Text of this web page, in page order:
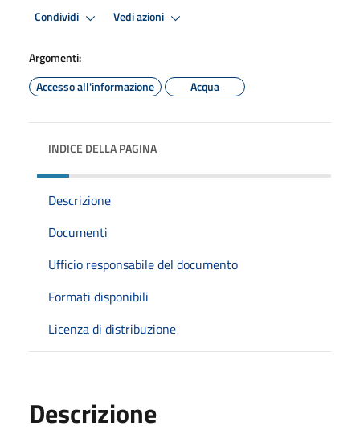
Condividi Vedi azioni
Argomenti:
Accesso all'informazione
Acqua
INDICE DELLA PAGINA
Descrizione
Documenti
Ufficio responsabile del documento
Formati disponibili
Licenza di distribuzione
Descrizione